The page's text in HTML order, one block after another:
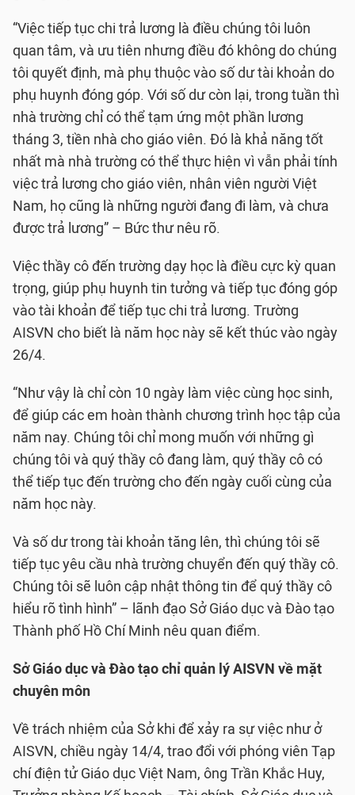
“Việc tiếp tục chi trả lương là điều chúng tôi luôn
quan tâm, và ưu tiên nhưng điều đó không do chúng
tôi quyết định, mà phụ thuộc vào số dư tài khoản do
phụ huynh đóng góp. Với số dư còn lại, trong tuần thì
nhà trường chỉ có thể tạm ứng một phần lương
tháng 3, tiền nhà cho giáo viên. Đó là khả năng tốt
nhất mà nhà trường có thể thực hiện vì vẫn phải tính
việc trả lương cho giáo viên, nhân viên người Việt
Nam, họ cũng là những người đang đi làm, và chưa
được trả lương” – Bức thư nêu rõ.
Việc thầy cô đến trường dạy học là điều cực kỳ quan
trọng, giúp phụ huynh tin tưởng và tiếp tục đóng góp
vào tài khoản để tiếp tục chi trả lương. Trường
AISVN cho biết là năm học này sẽ kết thúc vào ngày
26/4.
“Như vậy là chỉ còn 10 ngày làm việc cùng học sinh,
để giúp các em hoàn thành chương trình học tập của
năm nay. Chúng tôi chỉ mong muốn với những gì
chúng tôi và quý thầy cô đang làm, quý thầy cô có
thể tiếp tục đến trường cho đến ngày cuối cùng của
năm học này.
Và số dư trong tài khoản tăng lên, thì chúng tôi sẽ
tiếp tục yêu cầu nhà trường chuyển đến quý thầy cô.
Chúng tôi sẽ luôn cập nhật thông tin để quý thầy cô
hiểu rõ tình hình” – lãnh đạo Sở Giáo dục và Đào tạo
Thành phố Hồ Chí Minh nêu quan điểm.
Sở Giáo dục và Đào tạo chỉ quản lý AISVN về mặt
chuyên môn
Về trách nhiệm của Sở khi để xảy ra sự việc như ở
AISVN, chiều ngày 14/4, trao đổi với phóng viên Tạp
chí điện tử Giáo dục Việt Nam, ông Trần Khắc Huy,